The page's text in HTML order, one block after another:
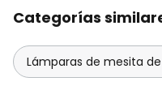
Categorías
Lámparas de mesita